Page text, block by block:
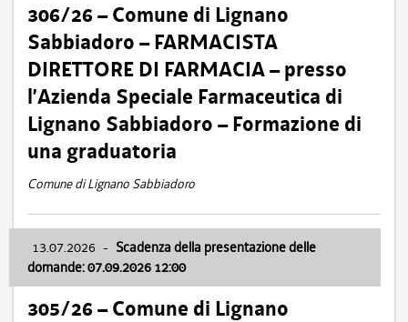
306/26 – Comune di Lignano
Sabbiadoro – FARMACISTA
DIRETTORE DI FARMACIA – presso
l’Azienda Speciale Farmaceutica di
Lignano Sabbiadoro – Formazione di
una graduatoria
Comune di Lignano Sabbiadoro
13.07.2026 - Scadenza della presentazione delle
domande: 07.09.2026 12:00
305/26 – Comune di Lignano